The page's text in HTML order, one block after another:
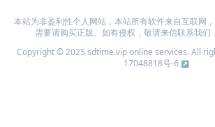
本站为非盈利性个人网站，本站所有软件来自互联网
需要请购买正版。如有侵权，敬请来信联系我们
Copyright © 2025 sdtime.vip online services. All
17048818号-6